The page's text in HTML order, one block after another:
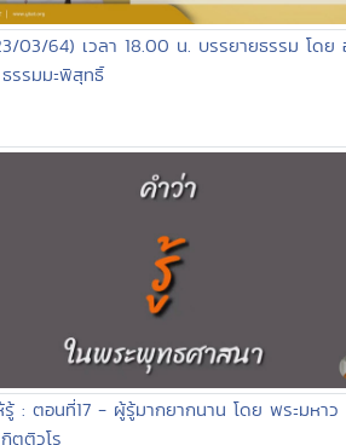
03/64) เวลา 18.00 น. บรรยายธรรม โดย
รรมมะพิสุทธิ์
รู้ : ตอนที่17 - ผู้รู้มากยากนาน โดย พระมหาว
ตติวโร